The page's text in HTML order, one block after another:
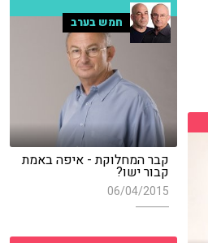
חמש בערב
קבר המחלוקת - איפה באמת
קבור ישו?
06/04/2015